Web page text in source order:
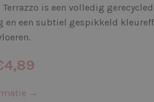
Terrazzo is een volledig
en een subtiel gespikkeld
4,89
→